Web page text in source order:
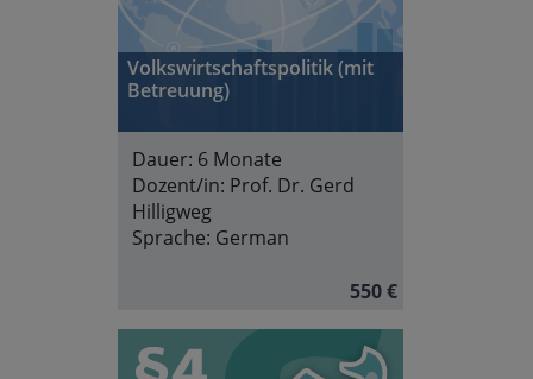
Volkswirtschaftspolitik (mit
Betreuung)
Dauer: 6 Monate
Dozent/in: Prof. Dr. Gerd
Hilligweg
Sprache: German
550 €